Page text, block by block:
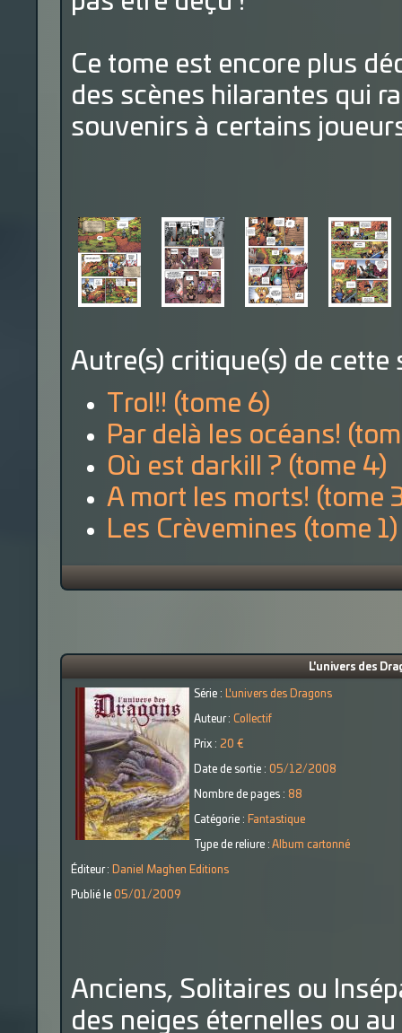
Ce tome est encore plus
des scènes hilarantes qui
souvenirs à certains
Autre(s) critique(s) de cette
Trol!! (tome 6)
Par delà les océans!
Où est darkill ? (tome 4)
A mort les morts! (tome
Les Crèvemines (tome 1)
L'univers des
Série : L'univers des Dragons
Auteur : Collectif
Prix : 20 €
Date de sortie : 05/12/2008
Nombre de pages : 88
Catégorie : Fantastique
Type de reliure : Album cartonné
Éditeur : Daniel Maghen Editions
Publié le 05/01/2009
Anciens, Solitaires ou
des neiges éternelles ou